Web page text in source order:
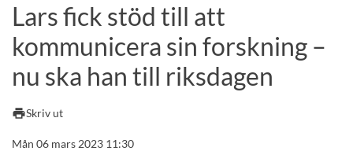
Andra söktjänster
Kurser och programKursplaner Välkomstbrev Personal
Lediga jobb
Lars fick stöd till att
kommunicera sin forskning –
nu ska han till riksdagen
printSkriv ut
Mån 06 mars 2023 11:30